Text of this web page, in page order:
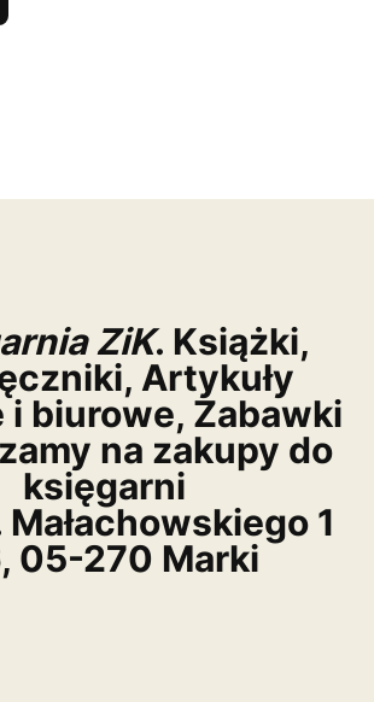
ZiK. Książki,
Artykuły
i biurowe, Zabawki
na zakupy do
księgarni
1
05-270 Marki